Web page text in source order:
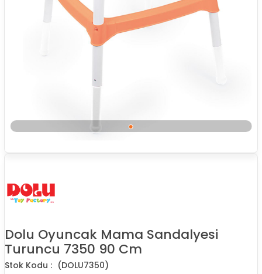
Dolu Oyuncak Mama Sandalyesi
Turuncu 7350 90 Cm
(DOLU7350)